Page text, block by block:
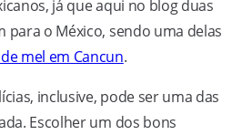
já que aqui no blog duas
para o México, sendo uma delas
mel em Cancun.
inclusive, pode ser uma das
Escolher um dos bons